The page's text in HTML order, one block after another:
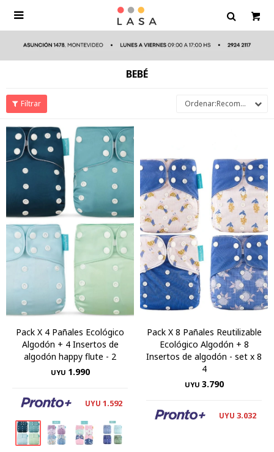

BEBÉ
Recomendados
Pack X 4 Pañales Ecológico
Algodón + 4 Insertos de
algodón happy flute - 2
UYU 1.990
UYU 1.592
Pack X 8 Pañales Reutilizable
Ecológico Algodón + 8
Insertos de algodón - set x 8
4
UYU 3.790
UYU 3.032